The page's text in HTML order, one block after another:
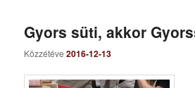
Gyors süti, akkor
Közzétéve2016-12-13